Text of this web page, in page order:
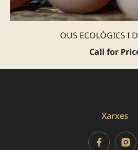
OUS ECOLÒGICS I
Call for
Xarxes